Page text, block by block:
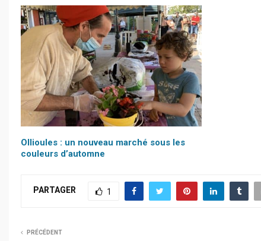
Ollioules : un nouveau marché sous les
couleurs d’automne
PARTAGER 1
PRÉCÉDENT